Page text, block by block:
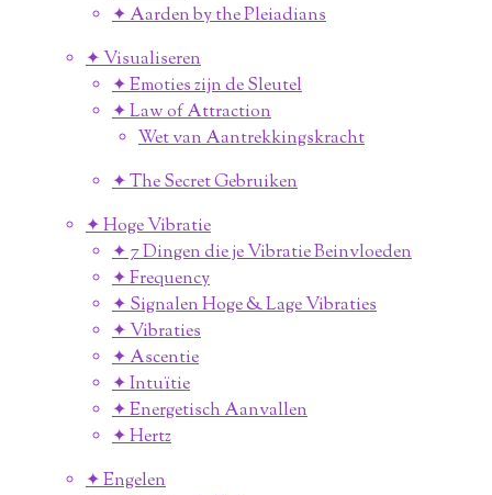
✦ Aarden by the Pleiadians
✦ Visualiseren
✦ Emoties zijn de Sleutel
✦ Law of Attraction
Wet van Aantrekkingskracht
✦ The Secret Gebruiken
✦ Hoge Vibratie
✦ 7 Dingen die je Vibratie Beinvloeden
✦ Frequency
✦ Signalen Hoge & Lage Vibraties
✦ Vibraties
✦ Ascentie
✦ Intuïtie
✦ Energetisch Aanvallen
✦ Hertz
✦ Engelen